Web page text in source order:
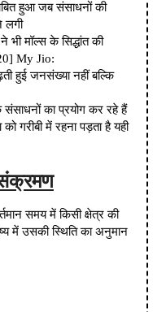
हुआ जब संसाधनों की
लगी
ने भी मॉल्स के सिद्धांत की
My Jio:
हुई जनसंख्या नहीं बल्कि
का प्रयोग कर रहे हैं
गरीबी में रहना पड़ता है यही
समय में किसी क्षेत्र की
में उसकी स्थिति का अनुमान